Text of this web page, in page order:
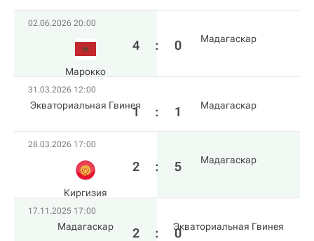
02.06.2026 20:00
Марокко
4 : 0 Мадагаскар
31.03.2026 12:00
Экваториальная Гвинея
1 : 1 Мадагаскар
28.03.2026 17:00
Киргизия
2 : 5 Мадагаскар
17.11.2025 17:00
Мадагаскар 2 : 0
Экваториальная Гвинея